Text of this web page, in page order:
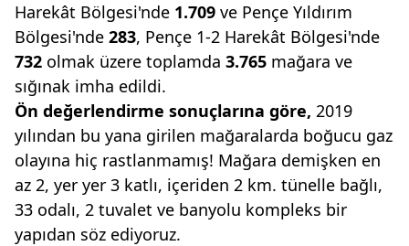
Harekât Bölgesi'nde 1.709 ve Pençe Yıldırım
Bölgesi'nde 283, Pençe 1-2 Harekât Bölgesi'nde
732 olmak üzere toplamda 3.765 mağara ve
sığınak imha edildi.
Ön değerlendirme sonuçlarına göre, 2019
yılından bu yana girilen mağaralarda boğucu gaz
olayına hiç rastlanmamış! Mağara demişken en
az 2, yer yer 3 katlı, içeriden 2 km. tünelle bağlı,
33 odalı, 2 tuvalet ve banyolu kompleks bir
yapıdan söz ediyoruz.